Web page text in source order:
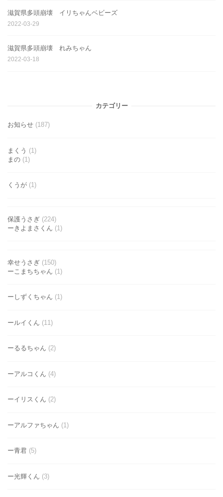
滋賀県多頭崩壊 イリちゃんベビーズ
2022-03-29
滋賀県多頭崩壊 れみちゃん
2022-03-18
カテゴリー
お知らせ (187)
まくう (1)
まの (1)
くうが (1)
保護うさぎ (224)
ーきよまさくん (1)
幸せうさぎ (150)
ーこまちちゃん (1)
ーしずくちゃん (1)
ールイくん (11)
ーるるちゃん (2)
ーアルコくん (4)
ーイリスくん (2)
ーアルファちゃん (1)
ー青君 (5)
ー光輝くん (3)